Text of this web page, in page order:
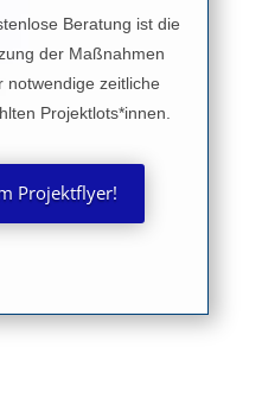
Beratung ist die
der Maßnahmen
notwendige zeitliche
Projektlots*innen.
Projektflyer!